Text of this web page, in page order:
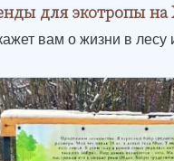
для экотропы на
вам о жизни в лесу